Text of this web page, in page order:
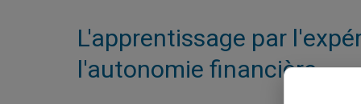
L'apprentissage par
l'autonomie financière